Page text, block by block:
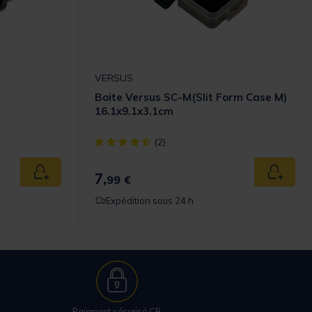
Rating
Ajouter au panier
VERSUS
Boite Versus SC-M(Slit Form Case M)
16.1x9.1x3.1cm
[object Object] out of 5 Customer Rating
(2)
7,99 € Ajouter
Expédition sous 24 h